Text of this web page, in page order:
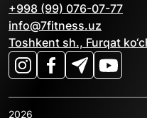
+998 (99) 076-07-77
info@7fitness.uz
Toshkent sh., Furqat
2026